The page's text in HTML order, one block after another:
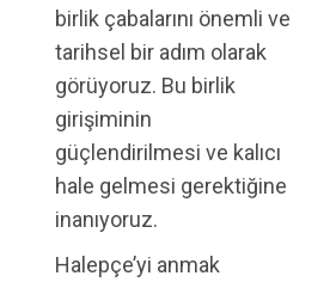
birlik çabalarını önemli ve
tarihsel bir adım olarak
görüyoruz. Bu birlik
girişiminin
güçlendirilmesi ve kalıcı
hale gelmesi gerektiğine
inanıyoruz.
Halepçe’yi anmak